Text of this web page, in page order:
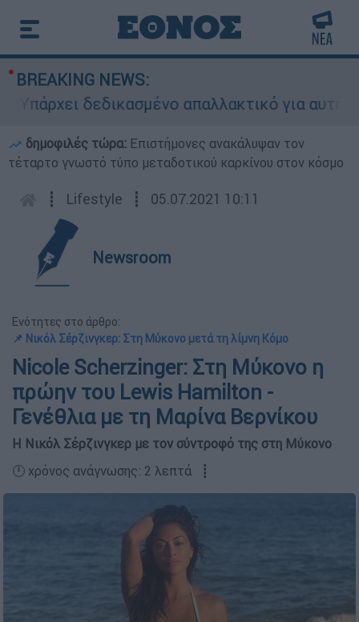
BREAKING NEWS:
δεδικασμένο απαλλακτικό για αυτήν»:
δημοφιλές τώρα: Επιστήμονες ανακάλυψαν τον
τέταρτο γνωστό τύπο μεταδοτικού καρκίνου στον κόσμο
┋ Lifestyle ┋ 05.07.2021 10:11
Newsroom
Ενότητες στο άρθρο:
📌 Νικόλ Σέρζινγκερ: Στη Μύκονο μετά τη λίμνη Κόμο
Nicole Scherzinger: Στη Μύκονο η
πρώην του Lewis Hamilton -
Γενέθλια με τη Μαρίνα Βερνίκου
Η Νικόλ Σέρζινγκερ με τον σύντροφό της στη Μύκονο
🕛 χρόνος ανάγνωσης: 2 λεπτά ┋